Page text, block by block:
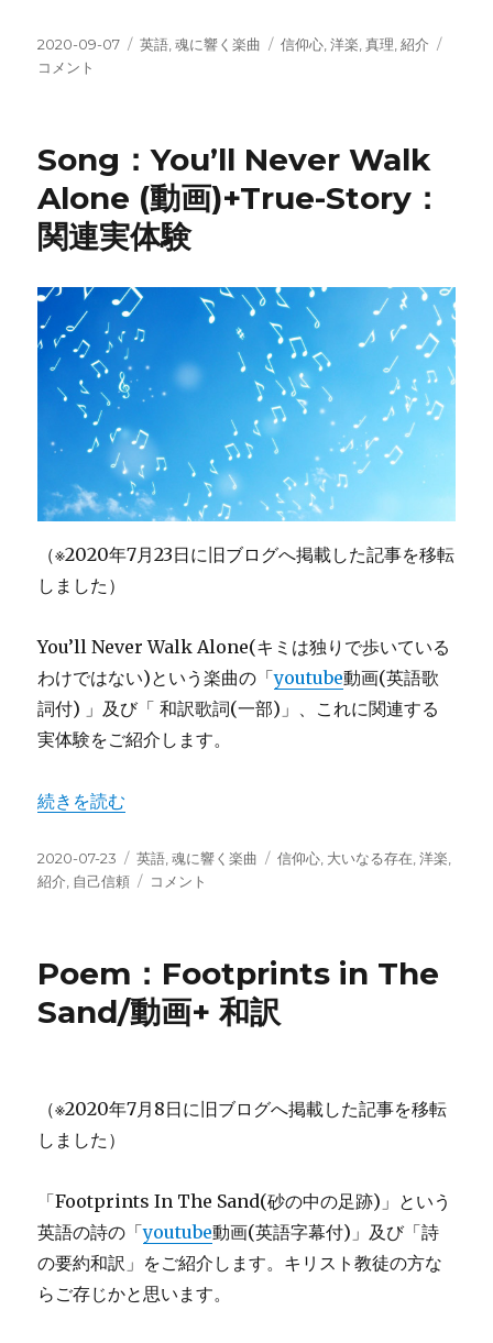
投
稿
2020-09-07
カ
英語,魂に響く楽曲
タ
信仰心,洋楽,真理,紹介
訳
歌
詞
付)
に
コメント
Song：You’ll Never Walk
Alone (動画)+True-Story：
関連実体験
（※2020年7月23日に旧ブログへ掲載した記事を移転
しました）
You’ll Never Walk Alone(キミは独りで歩いている
わけではない)という楽曲の「youtube動画(英語歌
詞付) 」及び「 和訳歌詞(一部)」、これに関連する
実体験をご紹介します。
“Song：You’ll Never Walk Alone (動画)+True-Story
続きを読む
投
稿
2020-07-23
カ
テ
英語 ,魂に響く楽曲
タ
信仰心 大いなる存在 ,洋楽
紹介 自己信頼
Song：
Alone
(動
画)+True-
実
コメント
Poem：Footprints in The
Sand/動画+ 和訳
（※2020年7月8日に旧ブログへ掲載した記事を移転
しました）
「Footprints In The Sand(砂の中の足跡)」という
英語の詩の「youtube動画(英語字幕付)」及び「詩
の要約和訳」をご紹介します。キリスト教徒の方な
らご存じかと思います。